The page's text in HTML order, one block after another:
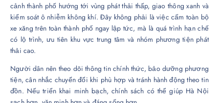
cảnh thành phố hướng tới vùng phát thải thấp, giao thông xanh và
kiểm soát ô nhiễm không khí. Đây không phải là việc cấm toàn bộ
xe xăng trên toàn thành phố ngay lập tức, mà là quá trình hạn chế
có lộ trình, ưu tiên khu vực trung tâm và nhóm phương tiện phát
thải cao.
Người dân nên theo dõi thông tin chính thức, bảo dưỡng phương
tiện, cân nhắc chuyển đổi khi phù hợp và tránh hành động theo tin
đồn. Nếu triển khai minh bạch, chính sách có thể giúp Hà Nội